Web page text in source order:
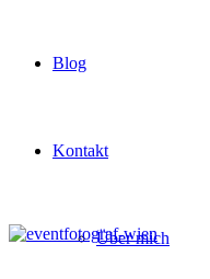
Blog
Kontakt
Über mich